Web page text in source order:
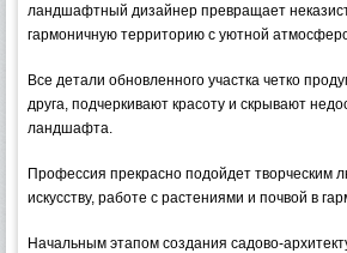
ландшафтный дизайнер превращает
гармоничную территорию с уютной
Все детали обновленного участка четко
друга, подчеркивают красоту и скрывают
ландшафта.
Профессия прекрасно подойдет творческим
искусству, работе с растениями и почвой в
Начальным этапом создания садово-